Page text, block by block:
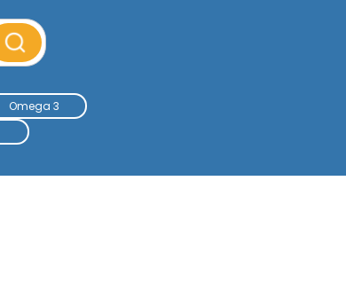
Omega 3